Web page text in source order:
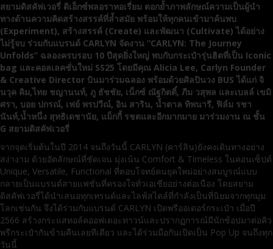
สยามดิสคัฟเวอรี่ ดิเอ็กซ์พลอราทอเรี่ยม ตอกย้ำภาพลักษณ์ความเป็นผู้นำ
ทางด้านความคิดสร้างสรรค์ที่ล้ำสมัย พร้อมให้ทุกคนเข้ามาค้นพบ
(Experiment), สร้างสรรค์ (Create) และพัฒนา (Cultivate) ได้อย่าง
ไม่รู้จบ ร่วมกับแบรนด์ CARLYN จัดงาน “CARLYN: The Journey
Unfolds” ฉลองครบรอบ 10 ปีสุดยิ่งใหญ่ พบกับกระเป๋ารุ่นฮิตที่เป็น Iconic
bag และคอลเลคชั่นใหม่ SS25 โดยมีคุณ Alicia Lee, Carlyn Founder
& Creative Director บินมาร่วมฉลอง พร้อมด้วยศิลปินวง BUS ได้แก่ จิ
นวุค คิม,ไทย ชญานนท์, ภู ธัชชัย, เน็กซ์ ณัฐกิตติ์, ภีม วสุพล และเบลล์ เขมิ
ศรา, บอย ปกรณ์, เฟย์ พรปวีณ์, อิน สาริน, น้ำตาล ทิพนารี, ฟิล์ม รชา
นันท์,น้ำหนึ่ง สุทธิเดชานัย, แม็กกี้ รชตและอีกมากมาย มาร่วมงาน ณ ชั้น
G สยามดิสคัฟเวอรี่
จากจุดเริ่มต้นในปี 2014 จนถึงวันนี้ CARLYN (คาร์ลิน)ยังคงเดินทางอย่าง
สง่างาม ด้วยอัตลักษณ์ที่ชัดเจน มุ่งเน้น Comfort & Timeless ในคอนเซ็ปต์
Unique, Versatile, Functional ที่ตอบโจทย์คนยุคใหม่อย่างสมบูรณ์แบบ
กลายเป็นแบรนด์สายแฟชั่นที่ครองใจทั่วเอเชียอย่างต่อเนื่อง โดยสยาม
ดิสคัฟเวอรี่ได้นำเสนอทุกเทรนด์และไลฟ์สไตล์ที่กำลังเป็นที่นิยมจากทุกมุม
โลกเช่นกัน จึงได้ร่วมกับแบรนด์ CARLYN เปิดพรีออเดอร์กระเป๋า เมื่อปี
2566 สร้างกระแสทอล์คออฟเดอะทาวน์และปรากฏการณ์มีนักช้อปมาต่อคิว
พรีกระเป๋ากันข้ามคืนเลยทีเดียว และได้ร่วมมือกันเปิดเป็น Pop Up จนถึงทุก
วันนี้